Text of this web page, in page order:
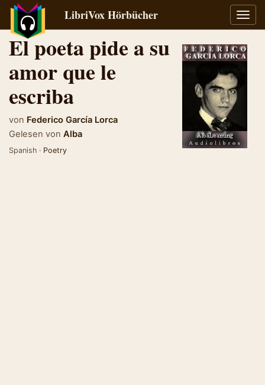
LibriVox Hörbücher
El poeta pide a su
amor que le
escriba
von Federico García Lorca
Gelesen von Alba
Spanish · Poetry